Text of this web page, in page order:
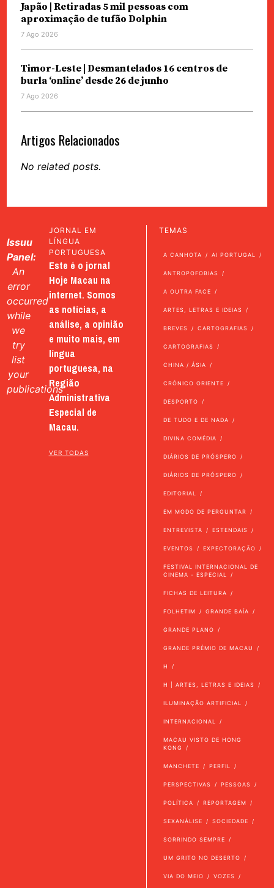
Japão | Retiradas 5 mil pessoas com
aproximação de tufão Dolphin
7 Ago 2026
Timor-Leste | Desmantelados 16 centros de
burla ‘online’ desde 26 de junho
7 Ago 2026
Artigos Relacionados
No related posts.
Issuu
Panel:
An
error
occurred
while
we
try
list
your
publications
JORNAL EM
LÍNGUA
PORTUGUESA
Este é o jornal
Hoje Macau na
internet. Somos
as notícias, a
análise, a opinião
e muito mais, em
língua
portuguesa, na
Região
Administrativa
Especial de
Macau.
VER TODAS
TEMAS
A CANHOTA AI PORTUGAL
ANTROPOFOBIAS
A OUTRA FACE
ARTES, LETRAS E IDEIAS
BREVES CARTOGRAFIAS
CARTOGRAFIAS
CHINA / ÁSIA
CRÓNICO ORIENTE
DESPORTO
DE TUDO E DE NADA
DIVINA COMÉDIA
DIÁRIOS DE PRÓSPERO
DIÁRIOS DE PRÓSPERO
EDITORIAL
EM MODO DE PERGUNTAR
ENTREVISTA ESTENDAIS
EVENTOS EXPECTORAÇÃO
FESTIVAL INTERNACIONAL DE
CINEMA - ESPECIAL
FICHAS DE LEITURA
FOLHETIM GRANDE BAÍA
GRANDE PLANO
GRANDE PRÉMIO DE MACAU
H
H | ARTES, LETRAS E IDEIAS
ILUMINAÇÃO ARTIFICIAL
INTERNACIONAL
MACAU VISTO DE HONG
KONG
MANCHETE PERFIL
PERSPECTIVAS PESSOAS
POLÍTICA REPORTAGEM
SEXANÁLISE SOCIEDADE
SORRINDO SEMPRE
UM GRITO NO DESERTO
VIA DO MEIO VOZES